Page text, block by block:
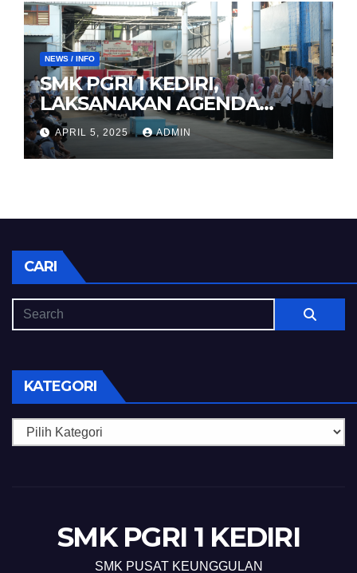
NEWS / INFO
SMK PGRI 1 KEDIRI,
LAKSANAKAN AGENDA
HALAL BIHALAL
APRIL 5, 2025 ADMIN
CARI
KATEGORI
Kategori
SMK PGRI 1 KEDIRI
SMK PUSAT KEUNGGULAN